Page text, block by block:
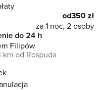
od350 zł
za 1 noc, 2 osoby
do 24 h
Filipów
km od Rospuda